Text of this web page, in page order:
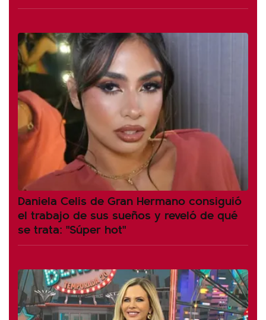
Daniela Celis de Gran Hermano consiguió
el trabajo de sus sueños y reveló de qué
se trata: "Súper hot"